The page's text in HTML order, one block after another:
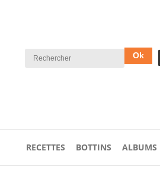
RECETTES BOTTINS ALBUMS